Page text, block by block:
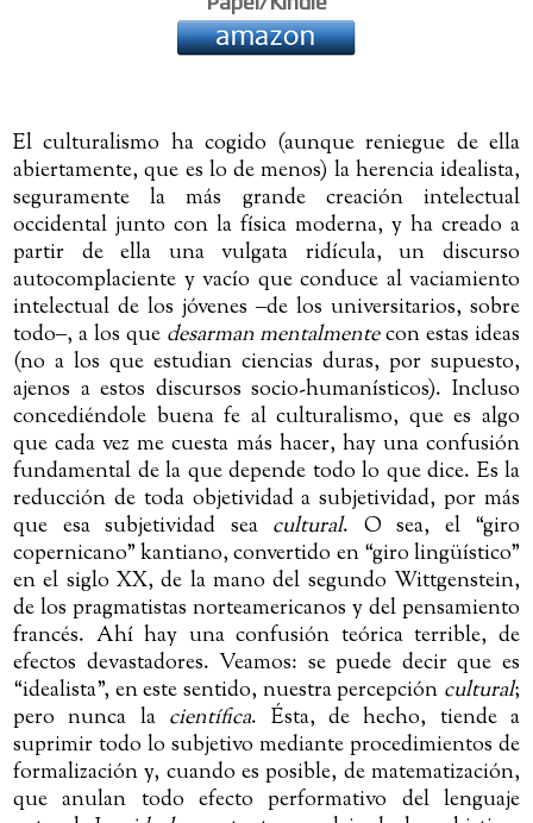
El culturalismo ha cogido (aunque reniegue de ella
abiertamente, que es lo de menos) la herencia idealista,
seguramente la más grande creación intelectual
occidental junto con la física moderna, y ha creado a
partir de ella una vulgata ridícula, un discurso
autocomplaciente y vacío que conduce al vaciamiento
intelectual de los jóvenes‒de los universitarios, sobre
todo‒, a los que desarman mentalmentecon estas ideas
(no a los que estudian ciencias duras, por supuesto,
ajenos a estos discursos socio-humanísticos). Incluso
concediéndole buena fe al culturalismo, que es algo
que cada vez me cuesta más hacer, hay una confusión
fundamental de la que depende todo lo que dice. Es la
reducción de toda objetividad a subjetividad, por más
que esa subjetividad sea cultural. O sea, el “giro
copernicano” kantiano, convertido en “giro lingüístico”
en el siglo XX, de la mano del segundo Wittgenstein,
de los pragmatistas norteamericanos y del pensamiento
francés. Ahí hay una confusión teórica terrible, de
efectos devastadores. Veamos: se puede decir que es
“idealista”, en este sentido, nuestra percepción cultural;
pero nunca la científica. Ésta, de hecho, tiende a
suprimir todo lo subjetivo mediante procedimientos de
formalización y, cuando es posible, de matematización,
que anulan todo efecto performativo del lenguaje